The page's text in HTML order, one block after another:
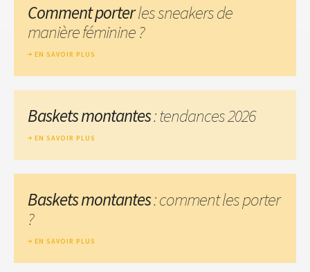
Comment porterles sneakers de
manière féminine ?
EN SAVOIR PLUS
Baskets montantes: tendances 2026
EN SAVOIR PLUS
Baskets montantes: comment les porter
?
EN SAVOIR PLUS